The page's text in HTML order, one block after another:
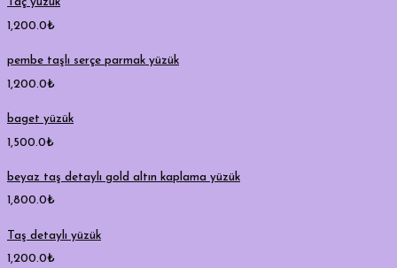
Taç yüzük
1,200.0₺
pembe taşlı serçe parmak yüzük
1,200.0₺
baget yüzük
1,500.0₺
beyaz taş detaylı gold altın kaplama yüzük
1,800.0₺
Taş detaylı yüzük
1,200.0₺